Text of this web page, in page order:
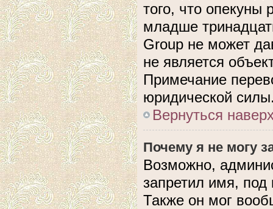
того, что опекуны
младше
Group не может
не является
Примечание
юридической
Вернуться
Почему я не могу
Возможно,
запретил имя, под
Также он мог